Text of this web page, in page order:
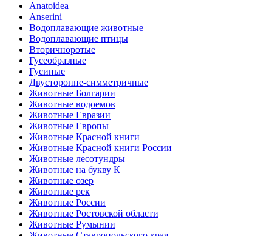
Anatoidea
Anserini
Водоплавающие животные
Водоплавающие птицы
Вторичноротые
Гусеобразные
Гусиные
Двусторонне-симметричные
Животные Болгарии
Животные водоемов
Животные Евразии
Животные Европы
Животные Красной книги
Животные Красной книги России
Животные лесотундры
Животные на букву К
Животные озер
Животные рек
Животные России
Животные Ростовской области
Животные Румынии